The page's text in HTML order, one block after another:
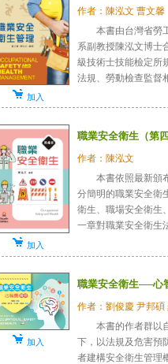
作者：陳泓文 曹文馨
本書由台灣省勞工
系副教授陳泓文博士
級技術士技能檢定
法規、勞動檢查監督
加入
職業安全衛生（第四
作者：陳泓文
本書依照最新頒布
分簡明的職業安全衛
衛生、職場安全衛
一章對職業安全衛生
加入
職業安全衛生──心
作者：劉俊慶 尹邦碩
本書的作者群以自
下，以法規及危害預
者建構安全衛生管理
加入